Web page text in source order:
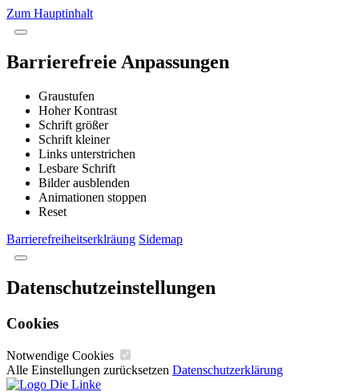
Zum Hauptinhalt
Barrierefreie Anpassungen
Graustufen
Hoher Kontrast
Schrift größer
Schrift kleiner
Links unterstrichen
Lesbare Schrift
Bilder ausblenden
Animationen stoppen
Reset
Barrierefreiheitserklräung Sidemap
Datenschutzeinstellungen
Cookies
Notwendige Cookies
Alle Einstellungen zurücksetzen Datenschutzerklärung